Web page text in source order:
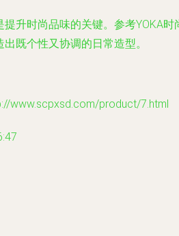
升时尚品味的关键。参考YOKA时
既个性又协调的日常造型。
www.scpxsd.com/product/7.html